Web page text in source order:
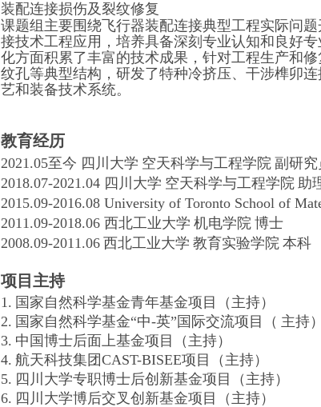
装配连接损伤及裂纹修复
课题组主要围绕飞行器装配连接典型工程实际问
接技术工程应用，培养具备深刻专业认知和良好
化方面积累了丰富的技术成果，针对工程生产和
纹孔等典型结构，研发了特种冷挤压、干涉榫卯
艺和装备技术系统。
教育经历
2021.05至今 四川大学 空天科学与工程学院 副研究
2018.07-2021.04 四川大学 空天科学与工程学院 助
2015.09-2016.08 University of Toronto School of
2011.09-2018.06 西北工业大学 机电学院 博士
2008.09-2011.06 西北工业大学 教育实验学院 本科
项目主持
1. 国家自然科学基金青年基金项目 （ 主持）
2. 国家自然科学基金“中-英”国际交流项目 （ 主持）
3. 中国博士后面上基金项目 （ 主持）
4. 航天科技集团CAST-BISEE项目（ 主持）
5. 四川大学专职博士后创新基金项目
（主持）
6. 四川大学博后交叉创新基金项目（主持）